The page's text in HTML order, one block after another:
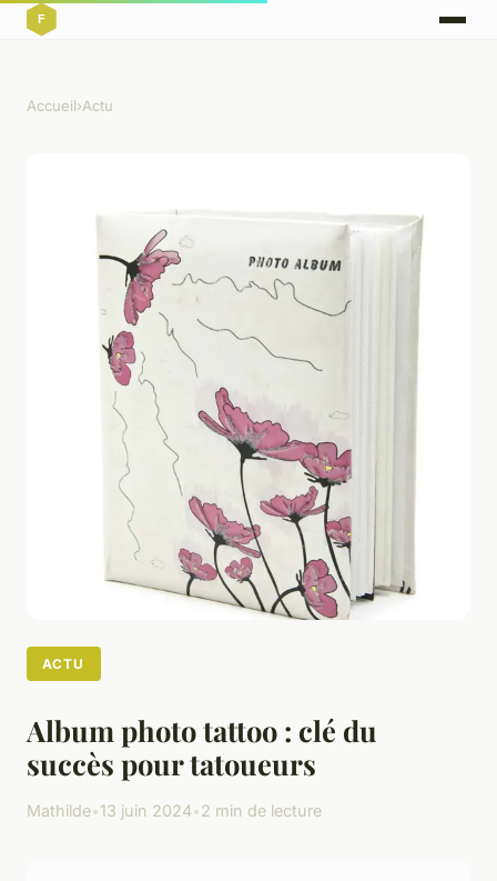
Accueil›Actu
ACTU
Album photo tattoo : clé du
succès pour tatoueurs
Mathilde•13 juin 2024•2 min de lecture